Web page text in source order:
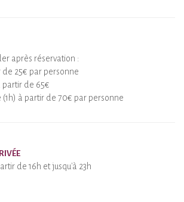
après réservation :
25€ par personne
partir de 65€
à partir de 70€ par personne
de 16h et jusqu'à 23h